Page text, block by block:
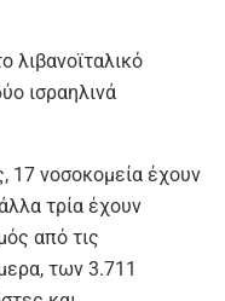
λιβανοϊταλικό
ισραηλινά
17 νοσοκομεία έχουν
τρία έχουν
από τις
των 3.711